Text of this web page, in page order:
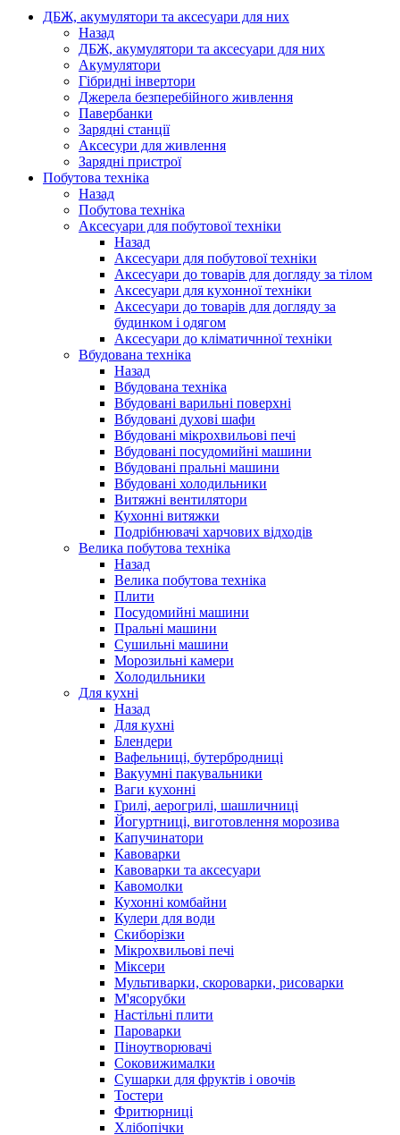
ДБЖ, акумулятори та аксесуари для них
Назад
ДБЖ, акумулятори та аксесуари для них
Акумулятори
Гібридні інвертори
Джерела безперебійного живлення
Павербанки
Зарядні станції
Аксесури для живлення
Зарядні пристрої
Побутова техніка
Назад
Побутова техніка
Аксесуари для побутової техніки
Назад
Аксесуари для побутової техніки
Аксесуари до товарів для догляду за тілом
Аксесуари для кухонної техніки
Аксесуари до товарів для догляду за
будинком і одягом
Аксесуари до кліматичнної техніки
Вбудована техніка
Назад
Вбудована техніка
Вбудовані варильні поверхні
Вбудовані духові шафи
Вбудовані мікрохвильові печі
Вбудовані посудомийні машини
Вбудовані пральні машини
Вбудовані холодильники
Витяжні вентилятори
Кухонні витяжки
Подрібнювачі харчових відходів
Велика побутова техніка
Назад
Велика побутова техніка
Плити
Посудомийні машини
Пральні машини
Сушильні машини
Морозильні камери
Холодильники
Для кухні
Назад
Для кухні
Блендери
Вафельниці, бутербродниці
Вакуумні пакувальники
Ваги кухонні
Грилі, аерогрилі, шашличниці
Йогуртниці, виготовлення морозива
Капучинатори
Кавоварки
Кавоварки та аксесуари
Кавомолки
Кухонні комбайни
Кулери для води
Скиборізки
Мікрохвильові печі
Міксери
Мультиварки, скороварки, рисоварки
М'ясорубки
Настільні плити
Пароварки
Піноутворювачі
Соковижималки
Сушарки для фруктів і овочів
Тостери
Фритюрниці
Хлібопічки